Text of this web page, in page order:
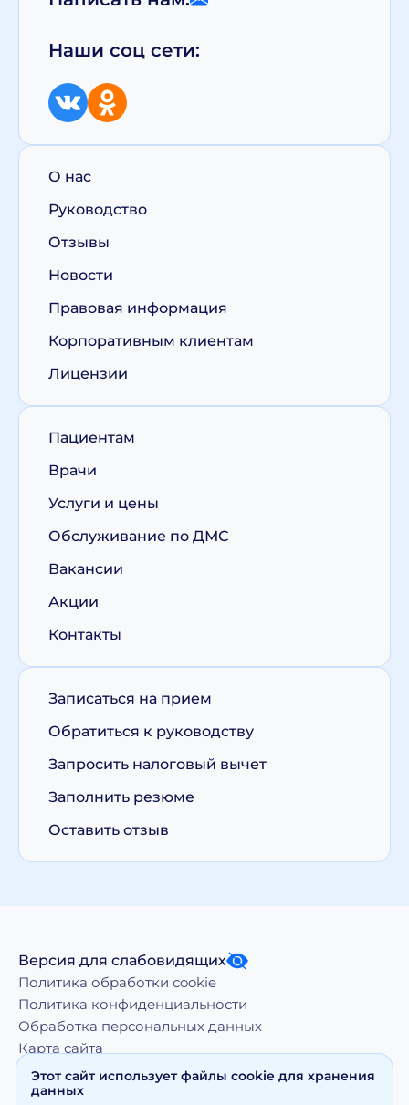
Наши соц сети:
О нас
Руководство
Отзывы
Новости
Правовая информация
Корпоративным клиентам
Лицензии
Пациентам
Врачи
Услуги и цены
Обслуживание по ДМС
Вакансии
Акции
Контакты
Записаться на прием
Обратиться к руководству
Запросить налоговый вычет
Заполнить резюме
Оставить отзыв
Версия для слабовидящих
Политика обработки cookie
Политика конфиденциальности
Обработка персональных данных
Карта сайта
Этот сайт использует файлы cookie для хранения
данных